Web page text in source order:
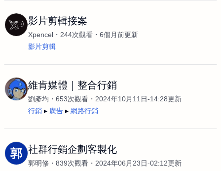
影片剪輯接案
Xpencel 244次觀看
6個月前更新
影片剪輯
維肯媒體｜整合行銷
劉彥均 653次觀看
2024年10月11日-14:28更新
行銷
廣告 網路行銷
郭 社群行銷企劃客製化
郭明修 839次觀看 2024年06月23日-02:12更新